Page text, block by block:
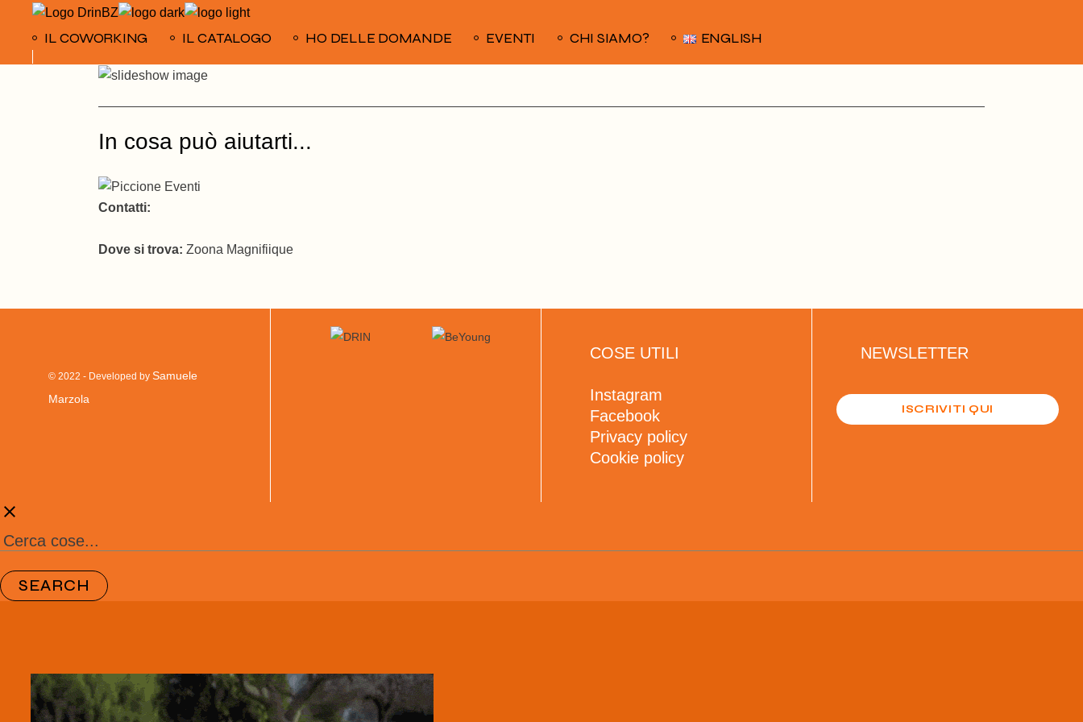
content IL COWORKING IL CATALOGO HO DELLE DOMANDE EVENTI CHI SIAMO? ENGLISH
In cosa può aiutarti...
Contatti:
Dove si trova: Zoona Magnifiique
© 2022 - Developed by Samuele
Marzola
COSE UTILI
Instagram
Facebook
Privacy policy
Cookie policy
NEWSLETTER
ISCRIVITI QUI
clear
SEARCH